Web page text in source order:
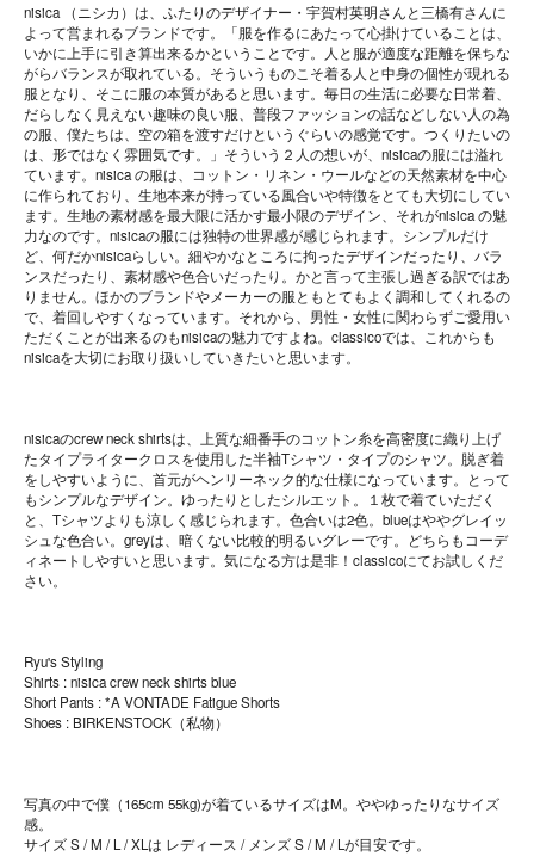
nisica （ニシカ）は、ふたりのデザイナー・宇賀村英明さんと三橋有さんに
よって営まれるブランドです。「服を作るにあたって心掛けていることは、
いかに上手に引き算出来るかということです。人と服が適度な距離を保ちな
がらバランスが取れている。そういうものこそ着る人と中身の個性が現れる
服となり、そこに服の本質があると思います。毎日の生活に必要な日常着、
だらしなく見えない趣味の良い服、普段ファッションの話などしない人の為
の服、僕たちは、空の箱を渡すだけというぐらいの感覚です。つくりたいの
は、形ではなく雰囲気です。」そういう２人の想いが、nisicaの服には溢れ
ています。nisica の服は、コットン・リネン・ウールなどの天然素材を中心
に作られており、生地本来が持っている風合いや特徴をとても大切にしてい
ます。生地の素材感を最大限に活かす最小限のデザイン、それがnisica の魅
力なのです。nisicaの服には独特の世界感が感じられます。シンプルだけ
ど、何だかnisicaらしい。細やかなところに拘ったデザインだったり、バラ
ンスだったり、素材感や色合いだったり。かと言って主張し過ぎる訳ではあ
りません。ほかのブランドやメーカーの服ともとてもよく調和してくれるの
で、着回しやすくなっています。それから、男性・女性に関わらずご愛用い
ただくことが出来るのもnisicaの魅力ですよね。classicoでは、これからも
nisicaを大切にお取り扱いしていきたいと思います。
nisicaのcrew neck shirtsは、上質な細番手のコットン糸を高密度に織り上げ
たタイプライタークロスを使用した半袖Tシャツ・タイプのシャツ。脱ぎ着
をしやすいように、首元がヘンリーネック的な仕様になっています。とって
もシンプルなデザイン。ゆったりとしたシルエット。１枚で着ていただく
と、Tシャツよりも涼しく感じられます。色合いは2色。blueはややグレイッ
シュな色合い。greyは、暗くない比較的明るいグレーです。どちらもコーデ
ィネートしやすいと思います。気になる方は是非！classicoにてお試しくだ
さい。
Ryu's Styling
Shirts : nisica crew neck shirts blue
Short Pants : *A VONTADE Fatigue Shorts
Shoes : BIRKENSTOCK（私物）
写真の中で僕（165cm 55kg)が着ているサイズはM。ややゆったりなサイズ
感。
サイズ S / M / L / XLは レディース / メンズ S / M / Lが目安です。